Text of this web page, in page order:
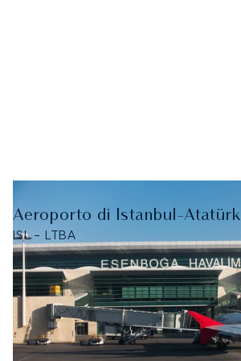
Aeroporto di Istanbul-Atatürk
ISL - LTBA